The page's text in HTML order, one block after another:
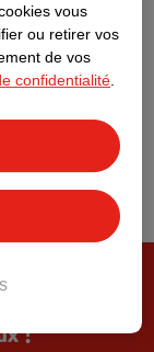
!
vous
ou retirer vos
de vos
confidentialité